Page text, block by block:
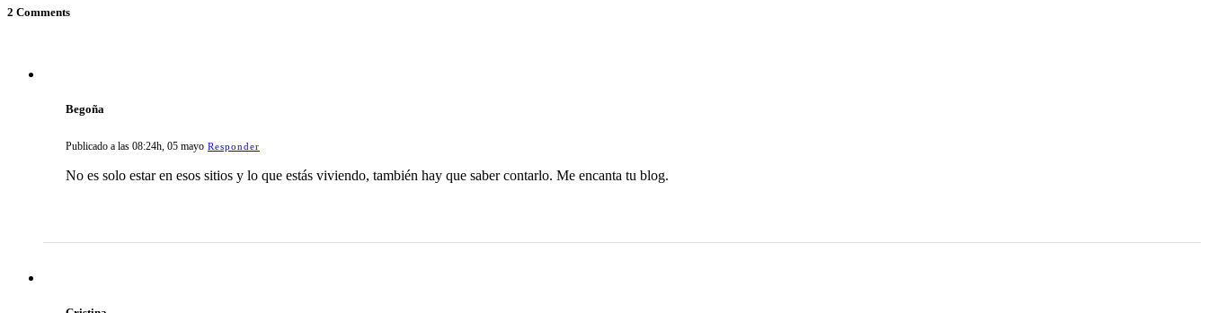
2 Comments
Begoña
Publicado a las 08:24h, 05 mayo Responder
No es solo estar en esos sitios y lo que estás viviendo, también hay que saber contarlo. Me encanta tu blog.